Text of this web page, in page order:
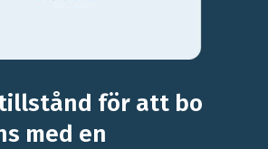
för att bo
med en